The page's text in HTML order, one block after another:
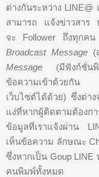
ต่างกันระหว่าง LINE@
สามารถ แจ้งข่าวสาร
จะ Follower ถึงทุกค
Broadcast Message(ส่
Message (มีฟังก์ชั่นพิ
ข้อความเข้าด้วยกัน
เว็บไซต์ได้ด้วย) ซึ่งต่า
แง่ที่หากผู้ติดตามต้อง
ข้อมูลที่เราแจ้งผ่าน
เห็นข้อความ ลักษณะ
ซึ่งหากเป็น Goup
คนพิมพ์ทั้งหมด